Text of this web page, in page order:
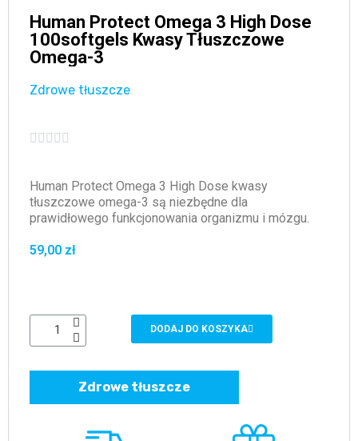
Human Protect Omega 3 High Dose
100softgels Kwasy Tłuszczowe
Omega-3
Zdrowe tłuszcze
    
Human Protect Omega 3 High Dose kwasy
tłuszczowe omega-3 są niezbędne dla
prawidłowego funkcjonowania organizmu i mózgu.
59,00 zł
DODAJ DO KOSZYKA
Zdrowe tłuszcze